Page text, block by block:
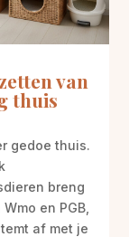
van
thuis
gedoe thuis.
breng
en PGB,
af met je